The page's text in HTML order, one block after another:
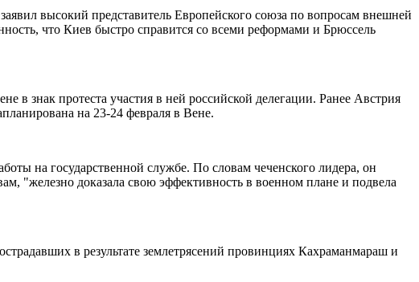
высокий представитель Европейского союза по вопросам внешней
что Киев быстро справится со всеми реформами и Брюссель
в знак протеста участия в ней российской делегации. Ранее Австрия
на 23-24 февраля в Вене.
на государственной службе. По словам чеченского лидера, он
"железно доказала свою эффективность в военном плане и подвела
в результате землетрясений провинциях Кахраманмараш и